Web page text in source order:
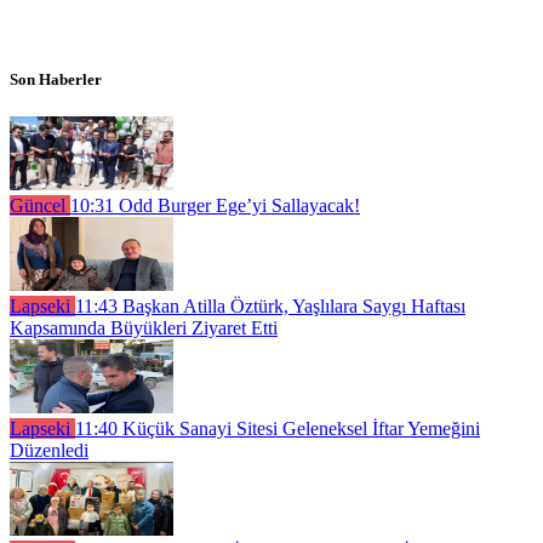
Son Haberler
Güncel 10:31 Odd Burger Ege’yi Sallayacak!
Lapseki 11:43 Başkan Atilla Öztürk, Yaşlılara Saygı Haftası
Kapsamında Büyükleri Ziyaret Etti
Lapseki 11:40 Küçük Sanayi Sitesi Geleneksel İftar Yemeğini
Düzenledi